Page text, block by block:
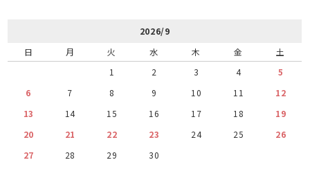
2026/9
日
月 火 水 木 金
土
1
2 3 4
5
6
7 8 9 10 11
12
13
14 15 16 17 18
19
20
21 22 23 24 25
26
27
28 29 30